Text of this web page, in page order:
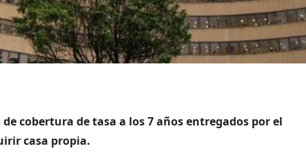
cobertura de tasa a los 7 años entregados por el
casa propia.